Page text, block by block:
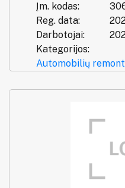
Įm. kodas:
Reg. data:
Darbotojai:
Kategorijos:
Automobilių